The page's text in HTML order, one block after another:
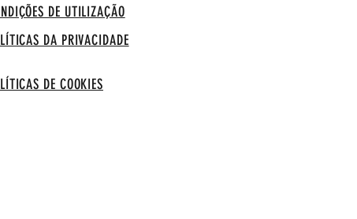
DE UTILIZAÇÃO
DA PRIVACIDADE
DE COOKIES